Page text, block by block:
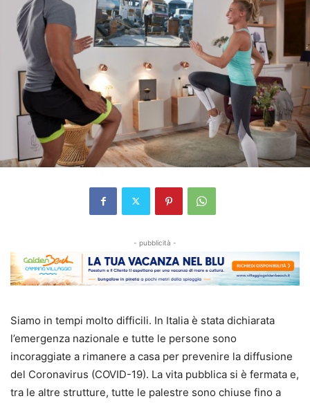
- pubblicità -
Siamo in tempi molto difficili. In Italia è stata dichiarata
l’emergenza nazionale e tutte le persone sono
incoraggiate a rimanere a casa per prevenire la diffusione
del Coronavirus (COVID-19). La vita pubblica si è fermata e,
tra le altre strutture, tutte le palestre sono chiuse fino a